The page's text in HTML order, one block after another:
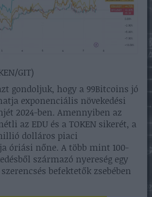
GIT)
gondoljuk, hogy a 99Bitcoins jó
exponenciális növekedési
2024-ben. Amennyiben az
az EDU és a TOKEN sikerét, a
dolláros piaci
óriási nőne. A több mint 100-
származó nyereség egy
befektetők zsebében